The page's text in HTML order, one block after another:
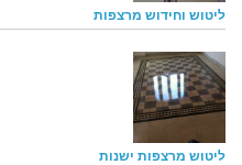
ליטוש וחידוש מרצפות
ליטוש מרצפות ישנות